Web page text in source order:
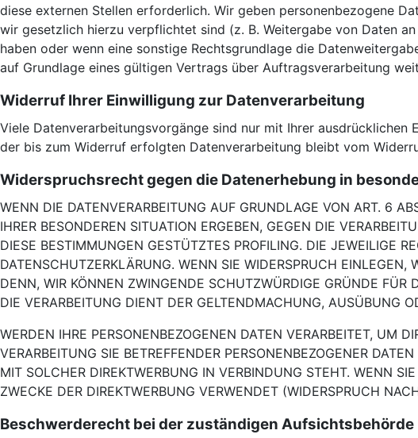
diese externen Stellen erforderlich. Wir geben personenbezogene
wir gesetzlich hierzu verpflichtet sind (z. B. Weitergabe von Daten
haben oder wenn eine sonstige Rechtsgrundlage die
auf Grundlage eines gültigen Vertrags über Auftragsverarbeitung
Widerruf Ihrer Einwilligung zur Datenverarbeitung
Viele Datenverarbeitungsvorgänge sind nur mit Ihrer
der bis zum Widerruf erfolgten Datenverarbeitung bleibt vom
Widerspruchsrecht gegen die Datenerhebung in
WENN DIE DATENVERARBEITUNG AUF GRUNDLAGE VON ART. 6
IHRER BESONDEREN SITUATION ERGEBEN, GEGEN DIE
DIESE BESTIMMUNGEN GESTÜTZTES PROFILING. DIE JEWEILIGE
DATENSCHUTZERKLÄRUNG. WENN SIE WIDERSPRUCH EINLEGEN,
DENN, WIR KÖNNEN ZWINGENDE SCHUTZWÜRDIGE GRÜNDE FÜR
DIE VERARBEITUNG DIENT DER GELTENDMACHUNG, AUSÜBUNG
WERDEN IHRE PERSONENBEZOGENEN DATEN VERARBEITET, UM
VERARBEITUNG SIE BETREFFENDER PERSONENBEZOGENER
MIT SOLCHER DIREKTWERBUNG IN VERBINDUNG STEHT. WENN
ZWECKE DER DIREKTWERBUNG VERWENDET (WIDERSPRUCH
Beschwerde­recht bei der zuständigen Aufsichts­behörde